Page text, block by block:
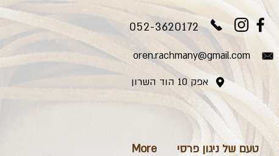
052-3620172
oren.rachmany@gmail.com
אפק 10 הוד השרון
טעם של ניגון פרסי More